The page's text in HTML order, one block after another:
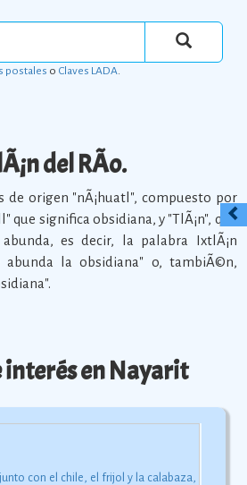
postales o Claves LADA.
del RÃ­o.
de origen "nÃ¡huatl", compuesto por
que significa obsidiana, y "TlÃ¡n", que
es decir, la palabra IxtlÃ¡n
abunda la obsidiana" o, tambiÃ©n,
interés en Nayarit
con el chile, el frijol y la calabaza,